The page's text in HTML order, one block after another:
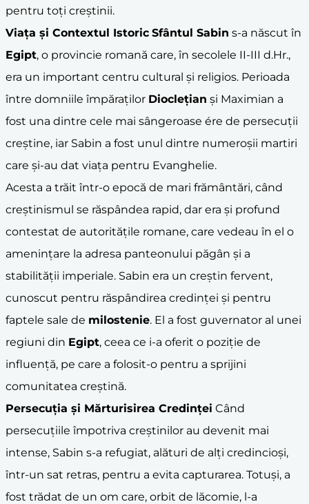
pentru toți creștinii.
Viața și Contextul Istoric Sfântul Sabin s-a născut în
Egipt, o provincie romană care, în secolele II-III d.Hr.,
era un important centru cultural și religios. Perioada
între domniile împăraților Dioclețian și Maximian a
fost una dintre cele mai sângeroase ére de persecuții
creștine, iar Sabin a fost unul dintre numeroșii martiri
care și-au dat viața pentru Evanghelie.
Acesta a trăit într-o epocă de mari frământări, când
creștinismul se răspândea rapid, dar era și profund
contestat de autoritățile romane, care vedeau în el o
amenințare la adresa panteonului păgân și a
stabilității imperiale. Sabin era un creștin fervent,
cunoscut pentru răspândirea credinței și pentru
faptele sale de milostenie. El a fost guvernator al unei
regiuni din Egipt, ceea ce i-a oferit o poziție de
influență, pe care a folosit-o pentru a sprijini
comunitatea creștină.
Persecuția și Mărturisirea Credinței Când
persecuțiile împotriva creștinilor au devenit mai
intense, Sabin s-a refugiat, alături de alți credincioși,
într-un sat retras, pentru a evita capturarea. Totuși, a
fost trădat de un om care, orbit de lăcomie, l-a